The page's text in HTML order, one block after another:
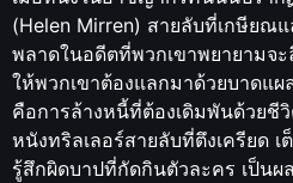
(Helen Mirren) สายลับที่เกษียณ
พลาดในอดีตที่พวกเขาพยายามจ
ให้พวกเขาต้องแลกมาด้วยบาดแ
คือการล้างหนี้ที่ต้องเดิมพันด้วยชี
หนังทริลเลอร์สายลับที่ตึงเครียด
รู้สึกผิดบาปที่กัดกินตัวละคร เป็นผ